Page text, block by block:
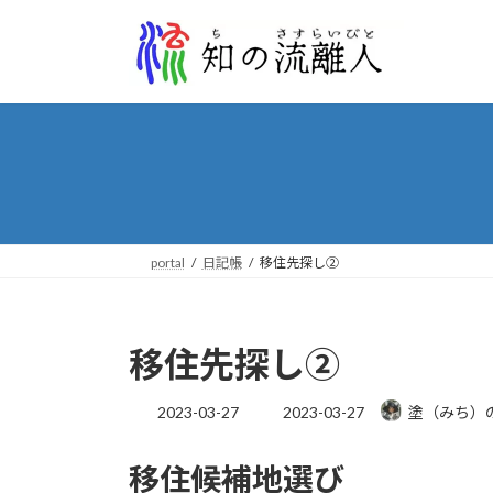
プ
動
portal 日記帳 移住先探し②
移住先探し②
2023-03-27
最
新
2023-03-27 塗（みち）
移住候補地選び